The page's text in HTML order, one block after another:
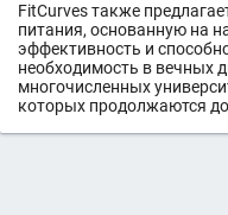
FitCurves также
питания, основанную на
эффективность и
необходимость в вечных
многочисленных
которых продолжаются